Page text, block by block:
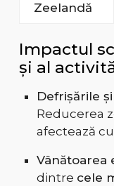
Zeelandă
Impactul
și al
Defrișările
Reducerea
afectează
Vânătoarea
dintre cele